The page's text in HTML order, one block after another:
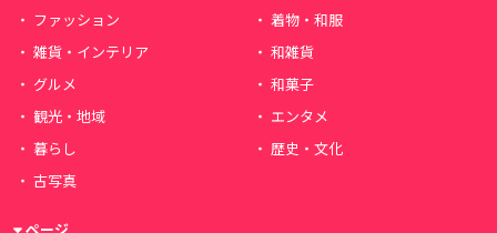
ファッション
着物・和服
雑貨・インテリア
和雑貨
グルメ
和菓子
観光・地域
エンタメ
暮らし
歴史・文化
古写真